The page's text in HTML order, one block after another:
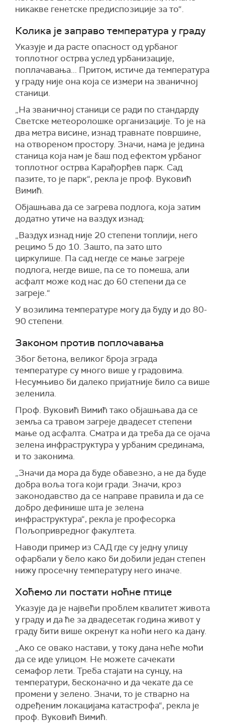
никакве генетске предиспозиције за то“.
Колика је заправо температура у граду
Указује и да расте опасност од урбаног
топлотног острва услед урбанизације,
поплачавања... Притом, истиче да температура
у граду није она која се измери на званичној
станици.
„На званичној станици се ради по стандарду
Светске метеоролошке организације. То је на
два метра висине, изнад травнате површине,
на отвореном простору. Значи, нама је једина
станица која нам је баш под ефектом урбаног
топлотног острва Карађорђев парк. Сад
пазите, то је парк“, рекла је проф. Вуковић
Вимић.
Објашњава да се загрева подлога, која затим
додатно утиче на ваздух изнад:
„Ваздух изнад није 20 степени топлији, него
рецимо 5 до 10. Зашто, па зато што
циркулише. Па сад негде се мање загреје
подлога, негде више, па се то помеша, али
асфалт може код нас до 60 степени да се
загреје.“
У возилима температуре могу да буду и до 80-
90 степени.
Законом против поплочавања
Због бетона, великог броја зграда
температуре су много више у градовима.
Несумњиво би далеко пријатније било са више
зеленила.
Проф. Вуковић Вимић тако објашњава да се
земља са травом загреје двадесет степени
мање од асфалта. Сматра и да треба да се ојача
зелена инфраструктура у урбаним срединама,
и то законима.
„Значи да мора да буде обавезно, а не да буде
добра воља тога који гради. Значи, кроз
законодавство да се направе правила и да се
добро дефинише шта је зелена
инфраструктура“, рекла је професорка
Пољопривредног факултета.
Наводи пример из САД где су једну улицу
офарбали у бело како би добили један степен
нижу просечну температуру него иначе.
Хоћемо ли постати ноћне птице
Указује да је највећи проблем квалитет живота
у граду и да ће за двадесетак година живот у
граду бити више окренут ка ноћи него ка дану.
„Ако се овако настави, у току дана неће моћи
да се иде улицом. Не можете сачекати
семафор лети. Треба стајати на сунцу, на
температури, бесконачно и да чекате да се
промени у зелено. Значи, то је стварно на
одређеним локацијама катастрофа“, рекла је
проф. Вуковић Вимић.